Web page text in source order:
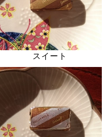
スイート